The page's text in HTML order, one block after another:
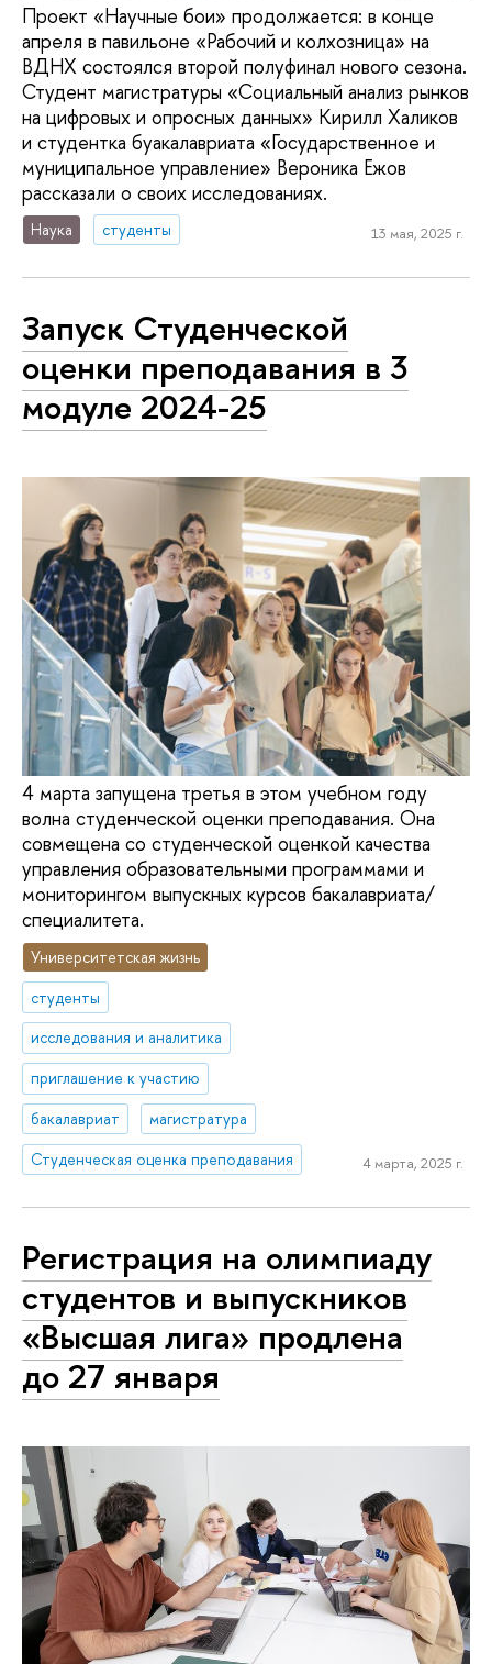
Проект «Научные бои» продолжается: в конце
апреля в павильоне «Рабочий и колхозница» на
ВДНХ состоялся второй полуфинал нового сезона.
Студент магистратуры «Социальный анализ рынков
на цифровых и опросных данных» Кирилл Халиков
и студентка буакалавриата «Государственное и
муниципальное управление» Вероника Ежов
рассказали о своих исследованиях.
Наука студенты 13 мая, 2025 г.
Запуск Студенческой
оценки преподавания в 3
модуле 2024-25
4 марта запущена третья в этом учебном году
волна студенческой оценки преподавания. Она
совмещена со студенческой оценкой качества
управления образовательными программами и
мониторингом выпускных курсов бакалавриата/
специалитета.
Университетская жизнь
студенты
исследования и аналитика
приглашение к участию
бакалавриат
магистратура
Студенческая оценка преподавания
4 марта, 2025 г.
Регистрация на олимпиаду
студентов и выпускников
«Высшая лига» продлена
до 27 января